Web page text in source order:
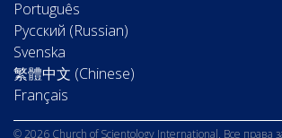
Português
Русский (Russian)
Svenska
繁體中文 (Chinese)
Français
© 2026 Church of Scientology International. Все